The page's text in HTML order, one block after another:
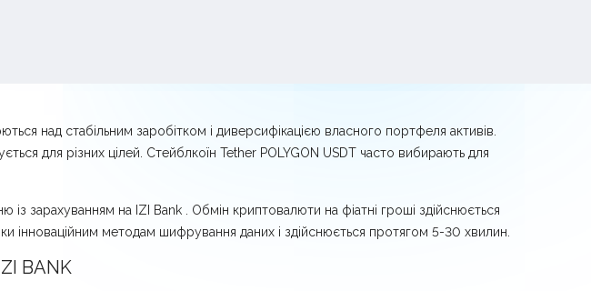
над стабільним заробітком і диверсифікацією власного портфеля активів.
для різних цілей. Стейблкоїн Tether POLYGON USDT часто вибирають для
зарахуванням на IZI Bank . Обмін криптовалюти на фіатні гроші здійснюється
інноваційним методам шифрування даних і здійснюється протягом 5-30 хвилин.
BANK